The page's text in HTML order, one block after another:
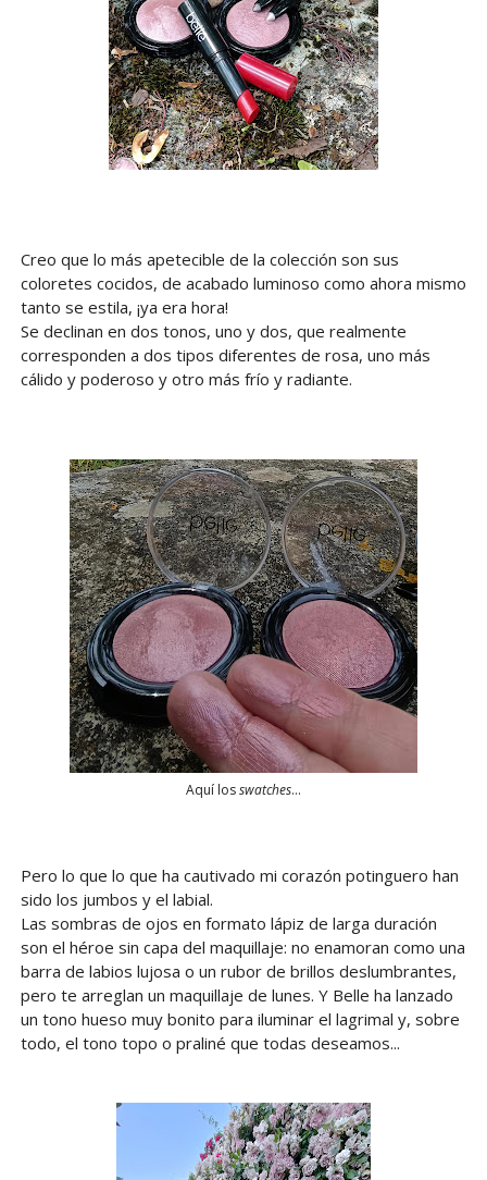
Creo que lo más apetecible de la colección son sus
coloretes cocidos, de acabado luminoso como ahora mismo
tanto se estila, ¡ya era hora!
Se declinan en dos tonos, uno y dos, que realmente
corresponden a dos tipos diferentes de rosa, uno más
cálido y poderoso y otro más frío y radiante.
Aquí losswatches...
Pero lo que lo que ha cautivado mi corazón potinguero han
sido los jumbos y el labial.
Las sombras de ojos en formato lápiz de larga duración
son el héroe sin capa del maquillaje: no enamoran como una
barra de labios lujosa o un rubor de brillos deslumbrantes,
pero te arreglan un maquillaje de lunes. Y Belle ha lanzado
un tono hueso muy bonito para iluminar el lagrimal y, sobre
todo, el tono topo o praliné que todas deseamos...